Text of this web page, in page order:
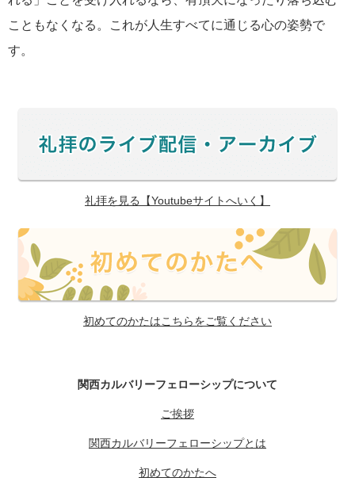
こともなくなる。これが人生すべてに通じる心の姿勢で
す。
礼拝を見る【Youtubeサイトへいく】
初めてのかたはこちらをご覧ください
関西カルバリーフェローシップについて
ご挨拶
関西カルバリーフェローシップとは
初めてのかたへ